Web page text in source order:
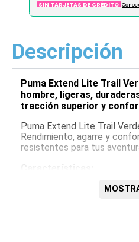
SIN TARJETAS DE CRÉDITO
Descripción
Puma Extend Lite Trail
hombre, ligeras,
tracción superior y
Puma Extend Lite Trail
Rendimiento, agarre y
resistentes para tus